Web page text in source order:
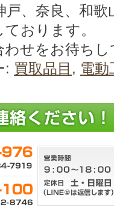
、奈良、和歌
おります。
わせをお待ち
: 買取品目 , 電動